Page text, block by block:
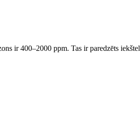
ir 400–2000 ppm. Tas ir paredzēts